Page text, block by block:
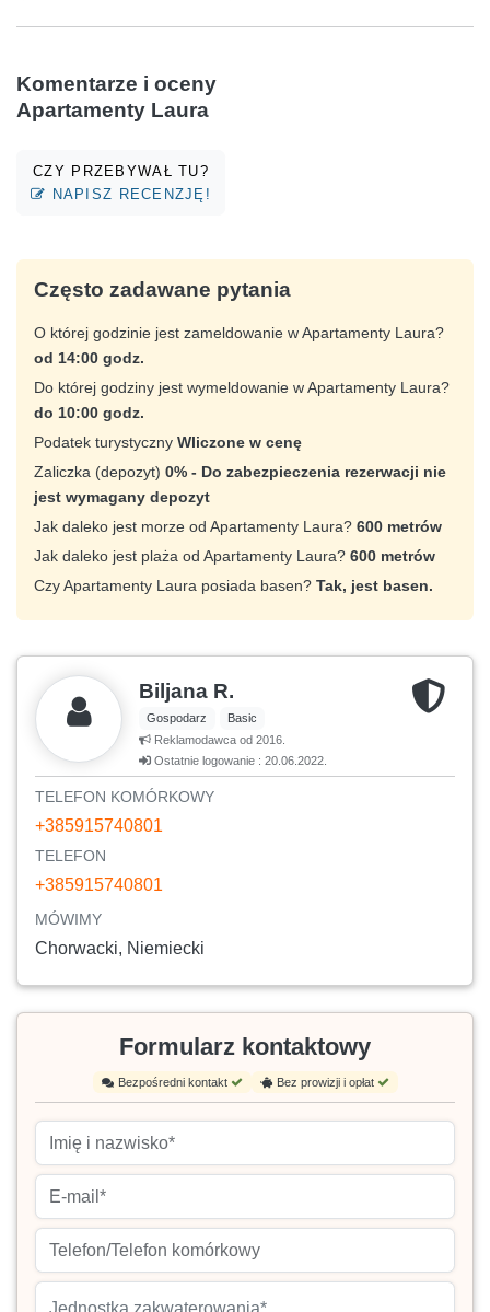
Komentarze i oceny
Apartamenty Laura
CZY PRZEBYWAŁ TU?
NAPISZ RECENZJĘ!
Często zadawane pytania
O której godzinie jest zameldowanie w Apartamenty Laura?
od 14:00 godz.
Do której godziny jest wymeldowanie w Apartamenty Laura?
do 10:00 godz.
Podatek turystyczny Wliczone w cenę
Zaliczka (depozyt) 0% - Do zabezpieczenia rezerwacji nie
jest wymagany depozyt
Jak daleko jest morze od Apartamenty Laura? 600 metrów
Jak daleko jest plaża od Apartamenty Laura? 600 metrów
Czy Apartamenty Laura posiada basen? Tak, jest basen.
Biljana R.
Gospodarz
Basic
Reklamodawca od 2016.
Ostatnie logowanie : 20.06.2022.
TELEFON KOMÓRKOWY
+385915740801
TELEFON
+385915740801
MÓWIMY
Chorwacki, Niemiecki
Formularz kontaktowy
Bezpośredni kontakt Bez prowizji i opłat